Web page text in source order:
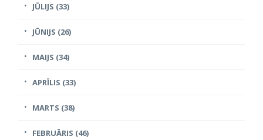
JŪLIJS (33)
JŪNIJS (26)
MAIJS (34)
APRĪLIS (33)
MARTS (38)
FEBRUĀRIS (46)